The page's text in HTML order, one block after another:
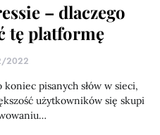
– dlaczego
tę platformę
2022
pisanych słów w sieci,
użytkowników się skupi